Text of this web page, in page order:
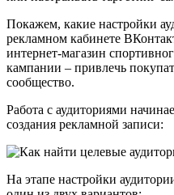
Покажем, какие настройки
рекламном кабинете
интернет-магазин
кампании – привлечь
сообщество.
Работа с аудиториями
создания рекламной записи:
На этапе настройки